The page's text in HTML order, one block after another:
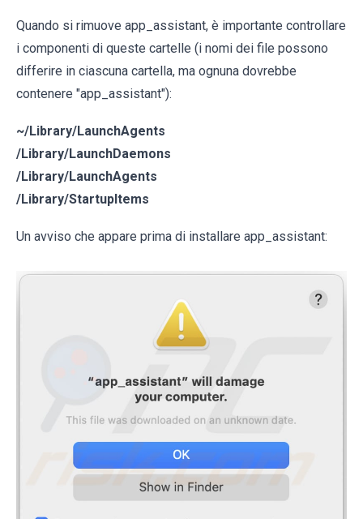
Quando si rimuove app_assistant, è importante controllare
i componenti di queste cartelle (i nomi dei file possono
differire in ciascuna cartella, ma ognuna dovrebbe
contenere "app_assistant"):
~/Library/LaunchAgents
/Library/LaunchDaemons
/Library/LaunchAgents
/Library/StartupItems
Un avviso che appare prima di installare app_assistant: